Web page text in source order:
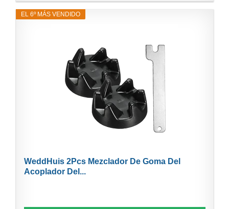
EL 6º MÁS VENDIDO
WeddHuis 2Pcs Mezclador De Goma Del
Acoplador Del...